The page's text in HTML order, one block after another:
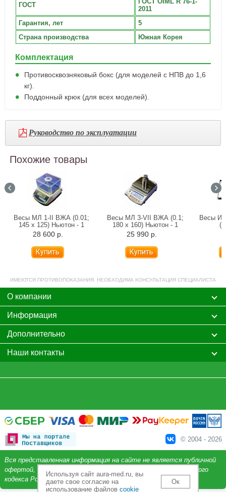
ГОСТ
2011
Гарантия, лет
5
Страна производства
Южная Корея
Комплектация
Противосквозняковый бокс (для моделей с НПВ до 1,6
кг).
Поддонный крюк (для всех моделей).
Руководство по эксплуатации
Похожие товары
Весы МЛ 1-II ВЖА (0.01;
145 х 125) Ньютон - 1
28 600 р.
Весы МЛ 3-VII ВЖА (0.1;
180 x 160) Ньютон - 1
25 990 р.
Весы
ИМЕЮТСЯ ПРОТИВОПОКАЗАНИЯ. НЕОБХОДИМА КОНСУЛЬТАЦИЯ СПЕЦИАЛИСТА
О компании
Информация
Дополнительно
Наши контакты
© 2004 - 2026
Вся представленная информация на сайте не является публичной
офертой, определяемой положениями Статьи 437 Гражданского
кодекса Российской Федерации.
Используя сайт aura-med.ru, вы
даете свое согласие на
использование файлов cookie
Ок